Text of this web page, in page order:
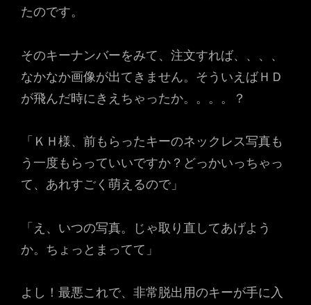
たのです。
そのキーナンバーをみて、注文すれば、、、、
なかなか画像が出てきません。そういえばＨＤ
が飛んだ時にきえちゃったか。。。。？
「ＫＨ様、前もらったキーのネックレス写真も
う一度もらっていいですか？どっかいっちゃっ
て、あれすごく萌えるので」
「え、いつの写真。じゃ取り直してあげよう
か。ちょっとまってて」
よし！最悪これで、非常脱出用のキーが手に入